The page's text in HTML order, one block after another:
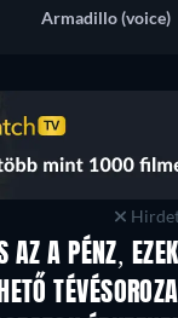
Armadillo (voice)
AZ A PÉNZ, TV
TV